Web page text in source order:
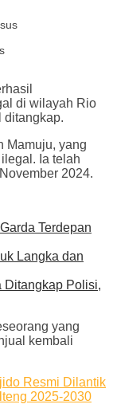
di wilayah Rio
ditangkap.
Mamuju, yang
Ia telah
2024.
Terdepan
Langka dan
Ditangkap Polisi,
yang
kembali
Resmi Dilantik
2025-2030